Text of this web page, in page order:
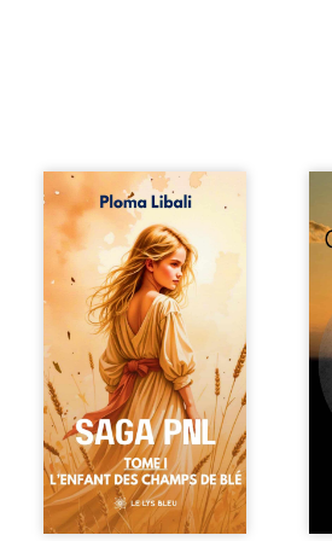
Autrefois, les
champs d’Atlantis
vibraient sous le
vent et les enfants
couraient dans les
blés. Puis la
couronne plia le
genou, livrant son
peuple à l’ombre
d’Ivorny. À Atove,
Luwel aurait pu
disparaître dans
les ruines de son
destin ; pourtant,
sous les pierres
d’un temple
oublié, des